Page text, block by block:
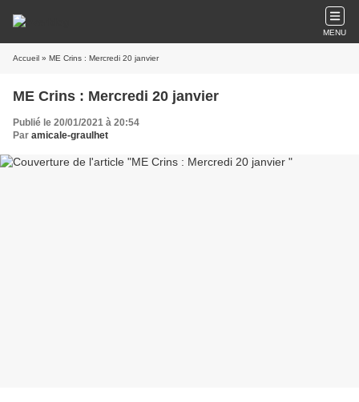
MENU
Accueil » ME Crins : Mercredi 20 janvier
ME Crins : Mercredi 20 janvier
Publié le 20/01/2021 à 20:54
Par amicale-graulhet